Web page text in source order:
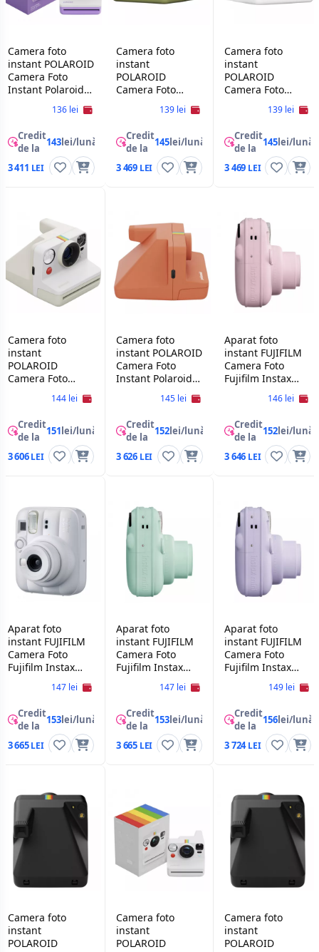
Camera foto
instant POLAROID
Camera Foto
Instant Polaroid
Color Film Bundle
136 lei
Credit
de la 143lei/lună
3 411
Camera foto
instant
POLAROID
Camera Foto
Now+ Gen 2,139 lei
Credit
de la
145lei/lună
3 469
Camera foto
instant
POLAROID
Camera Foto
Now+ Gen 2,139 lei
Credit
de la
145lei/lună
3 469
Camera foto
instant
POLAROID
Camera Foto
Now Gen 3 +
(8 photos),Pebble
White
144 lei
Credit
de la 151lei/lună
3 606
Camera foto
instant POLAROID
Camera Foto
Instant Polaroid
145 lei
Credit
de la
152lei/lună
3 626
Aparat foto
instant FUJIFILM
Camera Foto
Fujifilm Instax
146 lei
Credit
de la
152lei/lună
3 646
Aparat foto
instant FUJIFILM
Camera Foto
Fujifilm Instax
147 lei
Credit
de la 153lei/lună
3 665
Aparat foto
instant FUJIFILM
Camera Foto
Fujifilm Instax
147 lei
Credit
de la
153lei/lună
3 665
Aparat foto
instant FUJIFILM
Camera Foto
Fujifilm Instax
149 lei
Credit
de la
156lei/lună
3 724
Camera foto
instant
POLAROID
Camera foto
instant
POLAROID
Camera foto
instant
POLAROID